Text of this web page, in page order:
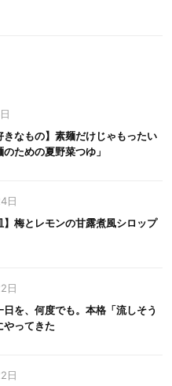
きなもの】素麺だけじゃもったい
ための夏野菜つゆ」
日
】梅とレモンの甘露煮風シロップ
日
日を、何度でも。本格「流しそう
やってきた
日